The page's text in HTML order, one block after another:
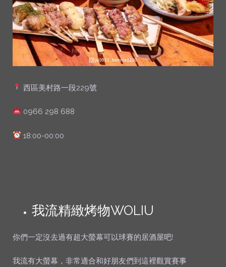
西區美村路一段229號
0966 298 688
18:00-00:00
我流精緻烤物WOLIU
你們一定沒去過有超大螢幕可以球賽的居酒屋吧!
我流有大螢幕，非常適合和好朋友們到這裡觀賞賽事